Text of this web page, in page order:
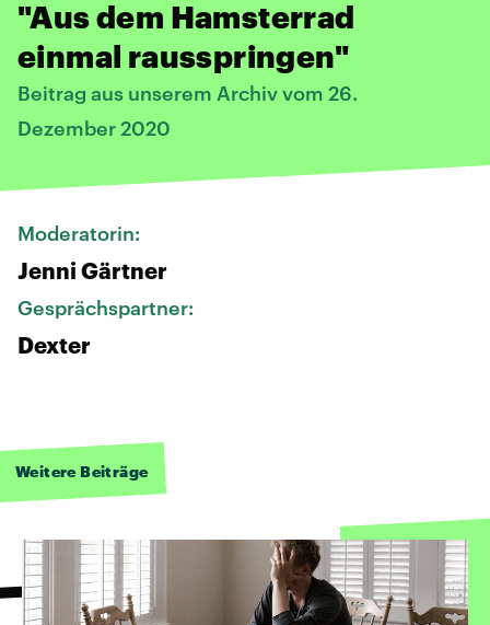
"Aus dem Hamsterrad
einmal rausspringen"
Beitrag aus unserem Archiv vom 26.
Dezember 2020
Moderatorin:
Jenni Gärtner
Gesprächspartner:
Dexter
Weitere Beiträge